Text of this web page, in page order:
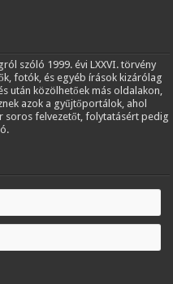
szóló 1999. évi LXXVI. törvény
fotók, és egyéb írások kizárólag
után közölhetőek más oldalakon,
azok a gyűjtőportálok, ahol
soros felvezetőt, folytatásért pedig